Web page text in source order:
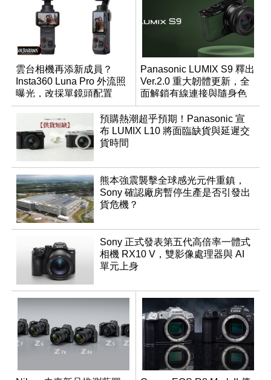
雲台相機再添新成員？
Insta360 Luna Pro 外流照
曝光，改採單鏡頭配置
Panasonic LUMIX S9 釋出
Ver.2.0 重大韌體更新，全
面解鎖有線連接與隨身色
調編輯
預購熱潮超乎預期！Panasonic 宣
布 LUMIX L10 將面臨缺貨與延遲交
貨時間
熊本強震襲擊全球感光元件重鎮，
Sony 確認廠房暫停生產是否引發出
貨危機？
Sony 正式發表第五代高倍率一體式
相機 RX10 V，雙影像處理器與 AI
單元上身